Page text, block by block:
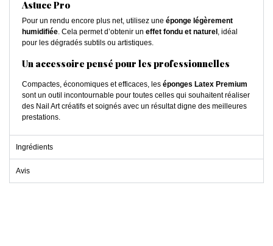
Astuce Pro
Pour un rendu encore plus net, utilisez une éponge légèrement
humidifiée. Cela permet d’obtenir un effet fondu et naturel, idéal
pour les dégradés subtils ou artistiques.
Un accessoire pensé pour les professionnelles
Compactes, économiques et efficaces, les éponges Latex Premium
sont un outil incontournable pour toutes celles qui souhaitent réaliser
des Nail Art créatifs et soignés avec un résultat digne des meilleures
prestations.
Ingrédients
Avis